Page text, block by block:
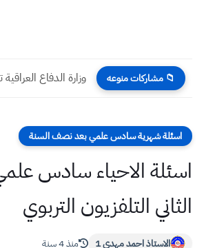
📁 مشاركات منوعه
اسئلة شهرية سادس علمي بعد نصف السنة
اسئلة الاحياء سادس
الثاني التلفزيون التربوي
الاستاذ احمد مهدي 1 منذ 4 سنة